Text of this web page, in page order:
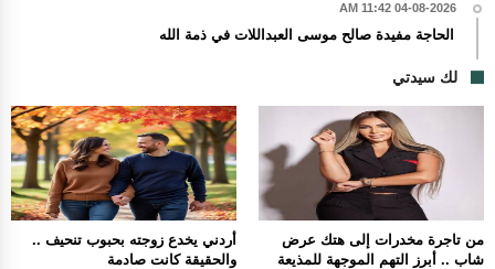
04-08-2026 11:42 AM
الحاجة مفيدة صالح موسى العبداللات في ذمة الله
لك سيدتي
أردني يخدع زوجته بحبوب تنحيف ..
والحقيقة كانت صادمة
من تاجرة مخدرات إلى هتك عرض
شاب .. أبرز التهم الموجهة للمذيعة